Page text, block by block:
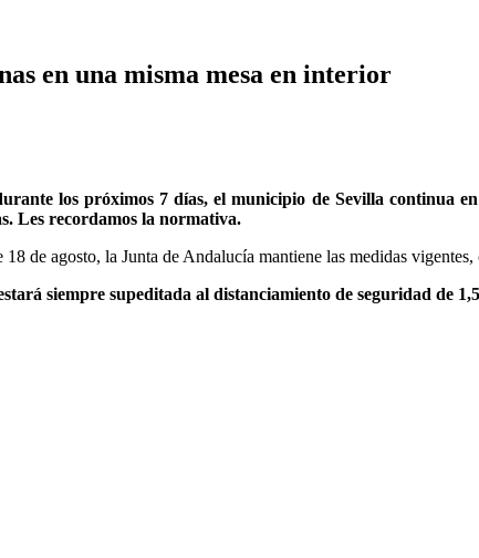
en una misma mesa en interior
los próximos 7 días, el municipio de Sevilla continua
Les recordamos la normativa.
de agosto, la Junta de Andalucía mantiene las medidas
siempre supeditada al distanciamiento de seguridad de